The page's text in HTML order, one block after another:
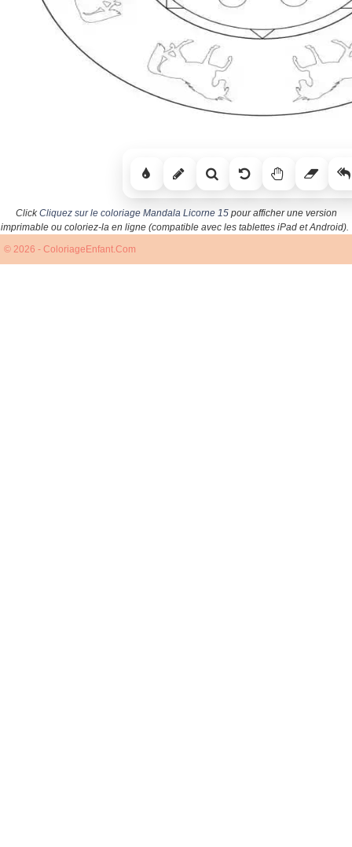
ClickCliquez sur le coloriage Mandala Licorne 15pour afficher une version
imprimable ou coloriez-la en ligne (compatible avec les tablettes iPad et Android).
© 2026 - ColoriageEnfant.Com